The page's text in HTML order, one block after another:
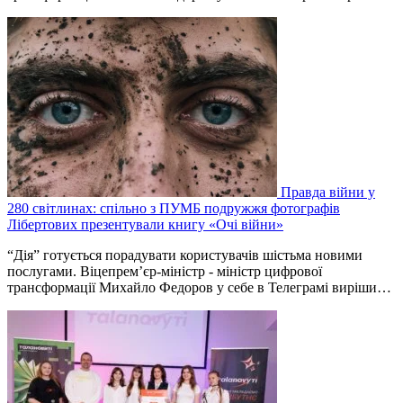
Правда війни у
280 світлинах: спільно з ПУМБ подружжя фотографів
Лібертових презентували книгу «Очі війни»
“Дія” готується порадувати користувачів шістьма новими
послугами. Віцепрем’єр-міністр - міністр цифрової
трансформації Михайло Федоров у себе в Телеграмі виріши…